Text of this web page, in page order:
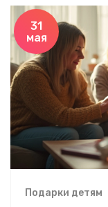
какие
которые
понятно и по
актуальным и
31
мая
Подарки детям